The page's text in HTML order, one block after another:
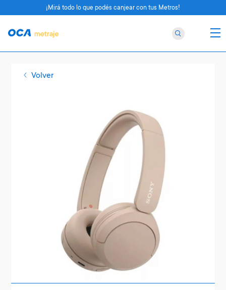
Volver
¡Mirá todo lo que podés canjear con tus Metros!